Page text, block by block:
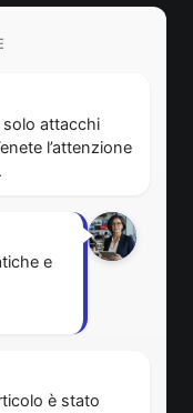
attacchi
l’attenzione
e
è stato